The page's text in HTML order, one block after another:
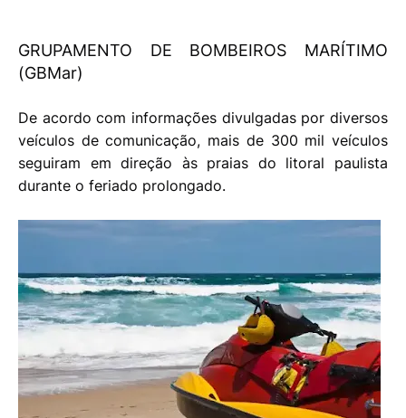
GRUPAMENTO DE BOMBEIROS MARÍTIMO
(GBMar)
De acordo com informações divulgadas por diversos
veículos de comunicação, mais de 300 mil veículos
seguiram em direção às praias do litoral paulista
durante o feriado prolongado.